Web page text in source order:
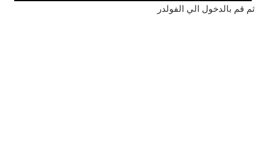
ثم قم بالدخول الي الفولدر